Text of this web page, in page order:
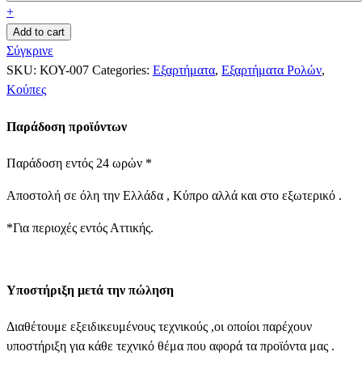
+
Add to cart
Σύγκρινε
SKU: ΚΟΥ-007 Categories: Εξαρτήματα, Εξαρτήματα Ρολών,
Κούπες
Παράδοση προϊόντων
Παράδοση εντός 24 ωρών *
Αποστολή σε όλη την Ελλάδα , Κύπρο αλλά και στο εξωτερικό .
*Για περιοχές εντός Αττικής.
Υποστήριξη μετά την πώληση
Διαθέτουμε εξειδικευμένους τεχνικούς ,οι οποίοι παρέχουν
υποστήριξη για κάθε τεχνικό θέμα που αφορά τα προϊόντα μας .